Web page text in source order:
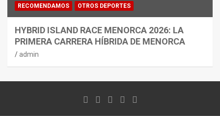
RECOMENDAMOS OTROS DEPORTES
HYBRID ISLAND RACE MENORCA 2026: LA
PRIMERA CARRERA HÍBRIDA DE MENORCA
admin